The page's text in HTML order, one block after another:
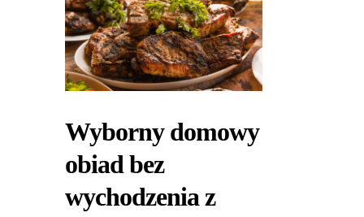
Wyborny domowy
obiad bez
wychodzenia z